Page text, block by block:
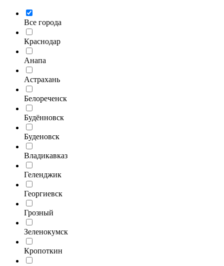
Все города
Краснодар
Анапа
Астрахань
Белореченск
Будённовск
Буденовск
Владикавказ
Геленджик
Георгиевск
Грозный
Зеленокумск
Кропоткин